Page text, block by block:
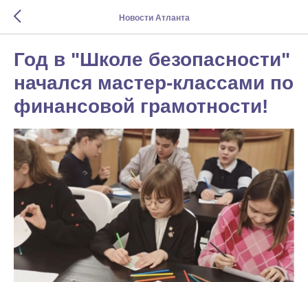
Новости Атланта
Год в "Школе безопасности"
начался мастер-классами по
финансовой грамотности!